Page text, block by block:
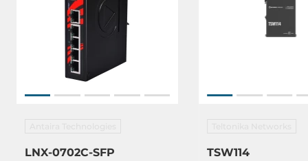
LNX-0702C-SFP TSW114